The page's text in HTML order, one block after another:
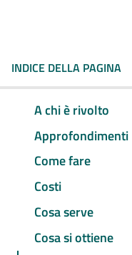
INDICE DELLA PAGINA
A chi è rivolto
Approfondimenti
Come fare
Costi
Cosa serve
Cosa si ottiene